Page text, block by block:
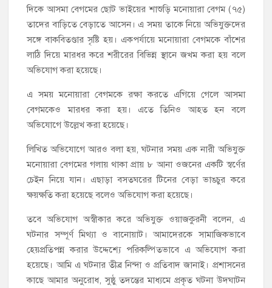
দিকে আসমা বেগমের ছোট ভাইয়ের শাশুড়ি মনোয়ারা বেগম (৭৫)
তাদের বাড়িতে বেড়াতে আসেন। এ সময় তাকে নিয়ে অভিযুক্তদের
সঙ্গে বাকবিতণ্ডার সৃষ্টি হয়। একপর্যায়ে মনোয়ারা বেগমকে বাঁশের
লাঠি দিয়ে মারধর করে শরীরের বিভিন্ন স্থানে জখম করা হয় বলে
অভিযোগ করা হয়েছে।
এ সময় মনোয়ারা বেগমকে রক্ষা করতে এগিয়ে গেলে আসমা
বেগমকেও মারধর করা হয়। এতে তিনিও আহত হন বলে
অভিযোগে উল্লেখ করা হয়েছে।
লিখিত অভিযোগে আরও বলা হয়, ঘটনার সময় এক নারী অভিযুক্ত
মনোয়ারা বেগমের গলায় থাকা প্রায় ৮ আনা ওজনের একটি স্বর্ণের
চেইন নিয়ে যান। এছাড়া বসতঘরের টিনের বেড়া ভাঙচুর করে
ক্ষয়ক্ষতি করা হয়েছে বলেও অভিযোগ করা হয়েছে।
তবে অভিযোগ অস্বীকার করে অভিযুক্ত ওয়াজকুরনী বলেন, এ
ঘটনার সম্পূর্ণ মিথ্যা ও বানোয়াট। আমাদেরকে সামাজিকভাবে
হেয়প্রতিপন্ন করার উদ্দেশ্যে পরিকল্পিতভাবে এ অভিযোগ করা
হয়েছে। আমি এ ঘটনার তীব্র নিন্দা ও প্রতিবাদ জানাই। প্রশাসনের
কাছে আমার অনুরোধ, সুষ্ঠু তদন্তের মাধ্যমে প্রকৃত ঘটনা উদঘাটন